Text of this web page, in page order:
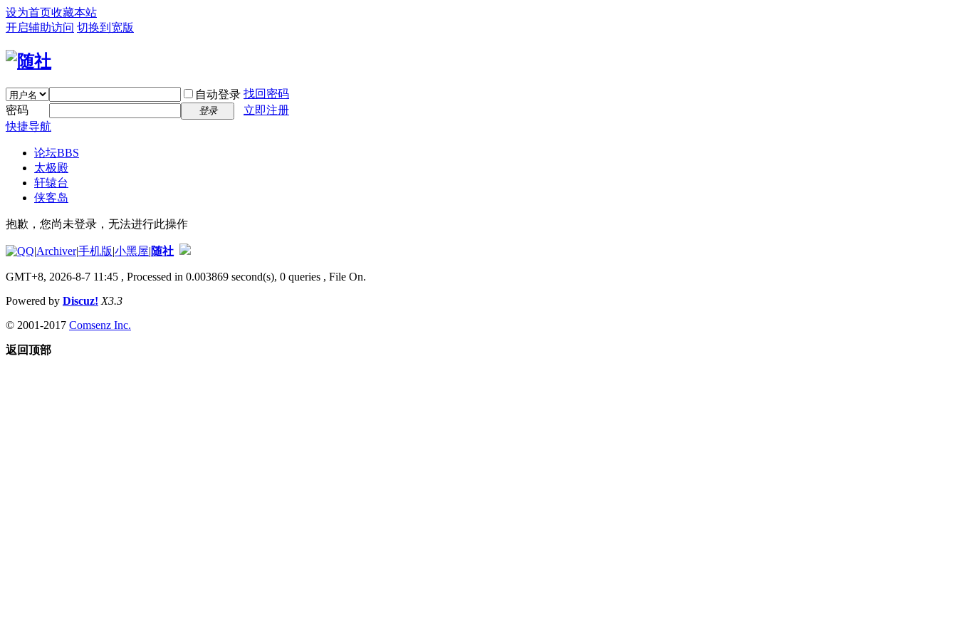
设为首页收藏本站
开启辅助访问 切换到宽版
自动登录 找回密码
密码
登录
立即注册
快捷导航
论坛BBS
太极殿
轩辕台
侠客岛
抱歉，您尚未登录，无法进行此操作
|Archiver|手机版|小黑屋|随社
GMT+8, 2026-8-7 11:45 , Processed in 0.003869 second(s), 0 queries , File On.
Powered by Discuz! X3.3
© 2001-2017 Comsenz Inc.
返回顶部